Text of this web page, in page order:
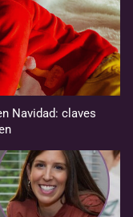
Navidad: claves